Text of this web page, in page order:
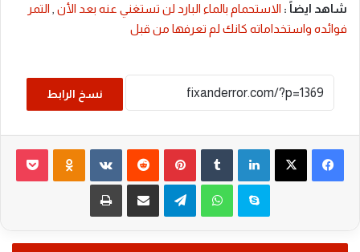
شاهد ايضاً : الاستحمام بالماء البارد لن تستغني عنه بعد الأن , التمر
فوائده واستخداماته كانك لم تعرفها من قبل
نسخ الرابط
فيسبوك‫X لينكدإن بينتيريست
سكايب واتسابتيلقرام مشاركة عبر البريد طباعة